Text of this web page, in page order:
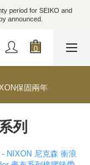
period for SEIKO and
announced.
保固兩年
列